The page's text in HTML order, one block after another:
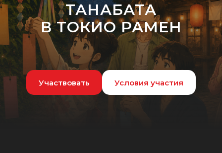
ТАНАБАТА
В ТОКИО РАМЕН
Участвовать Условия участия